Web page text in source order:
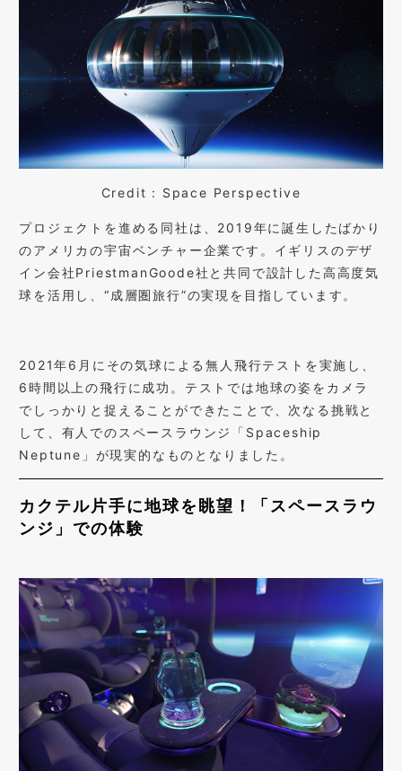
Credit : Space Perspective
プロジェクトを進める同社は、2019年に誕生したばかり
のアメリカの宇宙ベンチャー企業です。イギリスのデザ
イン会社PriestmanGoode社と共同で設計した高高度気
球を活用し、“成層圏旅行”の実現を目指しています。
2021年6月にその気球による無人飛行テストを実施し、
6時間以上の飛行に成功。テストでは地球の姿をカメラ
でしっかりと捉えることができたことで、次なる挑戦と
して、有人でのスペースラウンジ「Spaceship
Neptune」が現実的なものとなりました。
カクテル片手に地球を眺望！「スペースラウ
ンジ」での体験